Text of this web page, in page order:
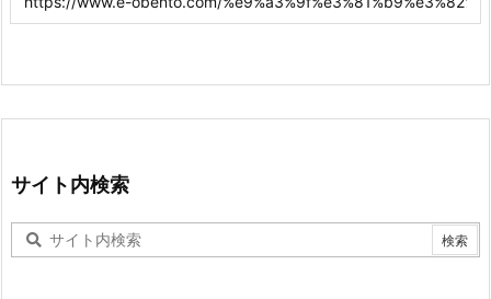
サイト内検索